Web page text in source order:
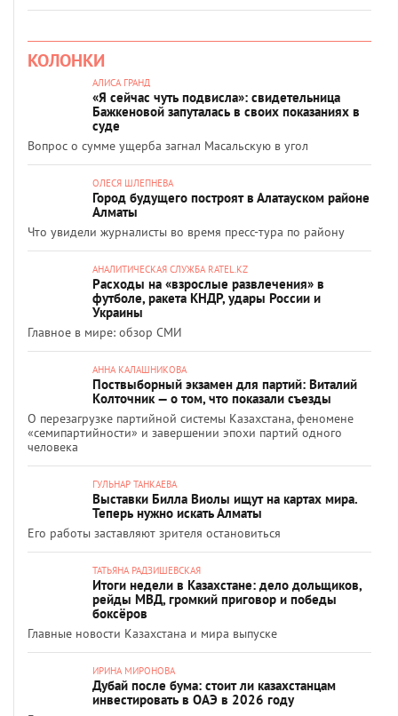
КОЛОНКИ
АЛИСА ГРАНД
«Я сейчас чуть подвисла»: свидетельница
Бажкеновой запуталась в своих показаниях в
суде
Вопрос о сумме ущерба загнал Масальскую в угол
ОЛЕСЯ ШЛЕПНЕВА
Город будущего построят в Алатауском районе
Алматы
Что увидели журналисты во время пресс-тура по району
АНАЛИТИЧЕСКАЯ СЛУЖБА RATEL.KZ
Расходы на «взрослые развлечения» в
футболе, ракета КНДР, удары России и
Украины
Главное в мире: обзор СМИ
АННА КАЛАШНИКОВА
Поствыборный экзамен для партий: Виталий
Колточник — о том, что показали съезды
О перезагрузке партийной системы Казахстана, феномене
«семипартийности» и завершении эпохи партий одного
человека
ГУЛЬНАР ТАНКАЕВА
Выставки Билла Виолы ищут на картах мира.
Теперь нужно искать Алматы
Его работы заставляют зрителя остановиться
ТАТЬЯНА РАДЗИШЕВСКАЯ
Итоги недели в Казахстане: дело дольщиков,
рейды МВД, громкий приговор и победы
боксёров
Главные новости Казахстана и мира выпуске
ИРИНА МИРОНОВА
Дубай после бума: стоит ли казахстанцам
инвестировать в ОАЭ в 2026 году